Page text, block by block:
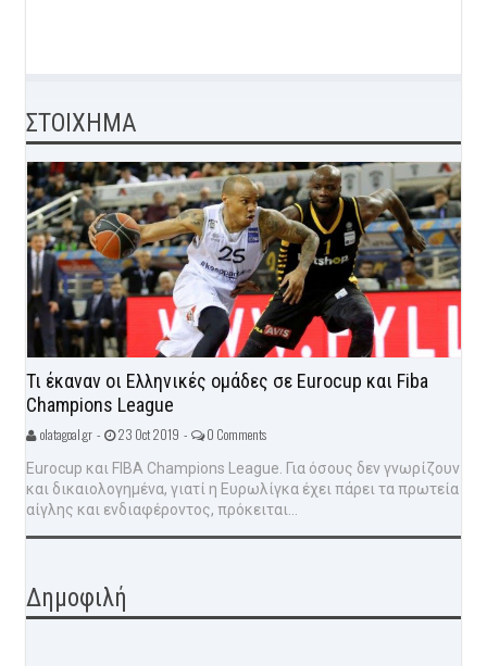
ΣΤΟΙΧΗΜΑ
Τι έκαναν οι Ελληνικές ομάδες σε Eurocup και Fiba
Champions League
olatagoal.gr - 23 Oct 2019 - 0 Comments
Eurocup και FIBA Champions League. Για όσους δεν γνωρίζουν
και δικαιολογημένα, γιατί η Ευρωλίγκα έχει πάρει τα πρωτεία
αίγλης και ενδιαφέροντος, πρόκειται...
Δημοφιλή